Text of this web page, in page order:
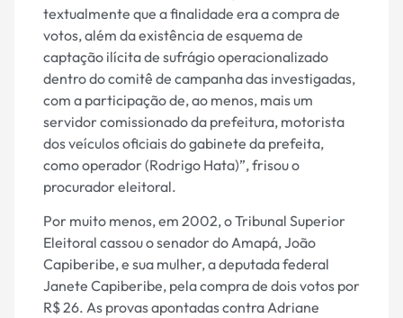
textualmente que a finalidade era a compra de
votos, além da existência de esquema de
captação ilícita de sufrágio operacionalizado
dentro do comitê de campanha das investigadas,
com a participação de, ao menos, mais um
servidor comissionado da prefeitura, motorista
dos veículos oficiais do gabinete da prefeita,
como operador (Rodrigo Hata)”, frisou o
procurador eleitoral.
Por muito menos, em 2002, o Tribunal Superior
Eleitoral cassou o senador do Amapá, João
Capiberibe, e sua mulher, a deputada federal
Janete Capiberibe, pela compra de dois votos por
R$ 26. As provas apontadas contra Adriane